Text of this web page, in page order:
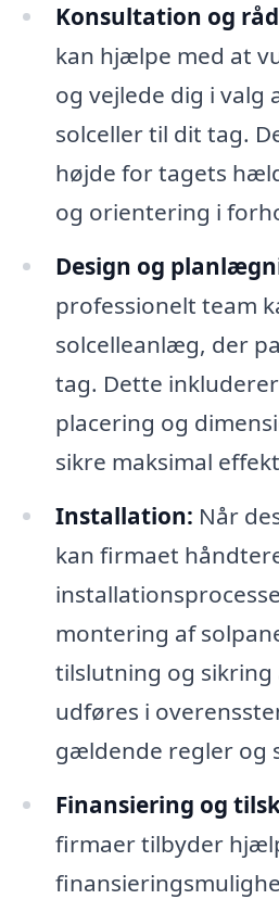
Konsultation og
kan hjælpe med at
og vejlede dig i valg
solceller til dit tag.
højde for tagets
og orientering i
Design og
professionelt team
solcelleanlæg, der
tag. Dette
placering og
sikre maksimal
Installation: Når
kan firmaet
montering af
tilslutning og sikring
udføres i
gældende regler og
Finansiering og
firmaer tilbyder